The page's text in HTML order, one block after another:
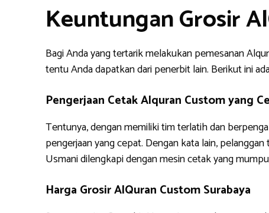
Keuntungan Grosir
Bagi Anda yang tertarik melakukan pemesanan
tentu Anda dapatkan dari penerbit lain. Berikut ini
Pengerjaan Cetak Alquran Custom yang
Tentunya, dengan memiliki tim terlatih dan
pengerjaan yang cepat. Dengan kata lain,
Usmani dilengkapi dengan mesin cetak yang
Harga Grosir AlQuran Custom Surabaya